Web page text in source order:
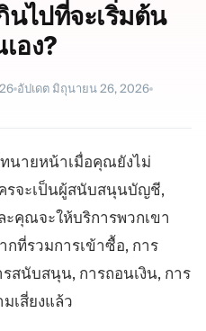
นไปที่จะเริ่มต้น
อง?
อัปเดต มิถุนายน 26, 2026
ทนายหน้าเมื่อคุณยังไม่
รจะเป็นผู้สนับสนุนบัญชี,
คุณจะให้บริการพวกเขา
กที่รวมการเข้าซื้อ, การ
สนับสนุน, การถอนเงิน, การ
เสี่ยงแล้ว
ตัวเลือกไบนารี
ตลาดหลักทรัพย์และการ
แบ็กออฟฟิศ
เพิ่มเติม